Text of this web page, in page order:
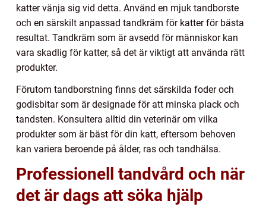
katter vänja sig vid detta. Använd en mjuk tandborste
och en särskilt anpassad tandkräm för katter för bästa
resultat. Tandkräm som är avsedd för människor kan
vara skadlig för katter, så det är viktigt att använda rätt
produkter.
Förutom tandborstning finns det särskilda foder och
godisbitar som är designade för att minska plack och
tandsten. Konsultera alltid din veterinär om vilka
produkter som är bäst för din katt, eftersom behoven
kan variera beroende på ålder, ras och tandhälsa.
Professionell tandvård och när
det är dags att söka hjälp